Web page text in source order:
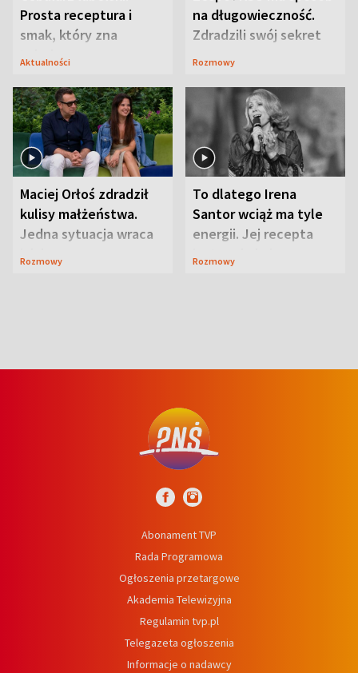
Prosta receptura i
smak, który zna
Lubelszczyzna
Aktualności
na długowieczność.
Zdradzili swój sekret
Rozmowy
Maciej Orłoś zdradził
kulisy małżeństwa.
Jedna sytuacja wraca
jak bumerang
Rozmowy
To dlatego Irena
Santor wciąż ma tyle
energii. Jej recepta
jest zaskakująco
Rozmowy
Abonament TVP
Rada Programowa
Ogłoszenia przetargowe
Akademia Telewizyjna
Regulamin tvp.pl
Telegazeta ogłoszenia
Informacje o nadawcy